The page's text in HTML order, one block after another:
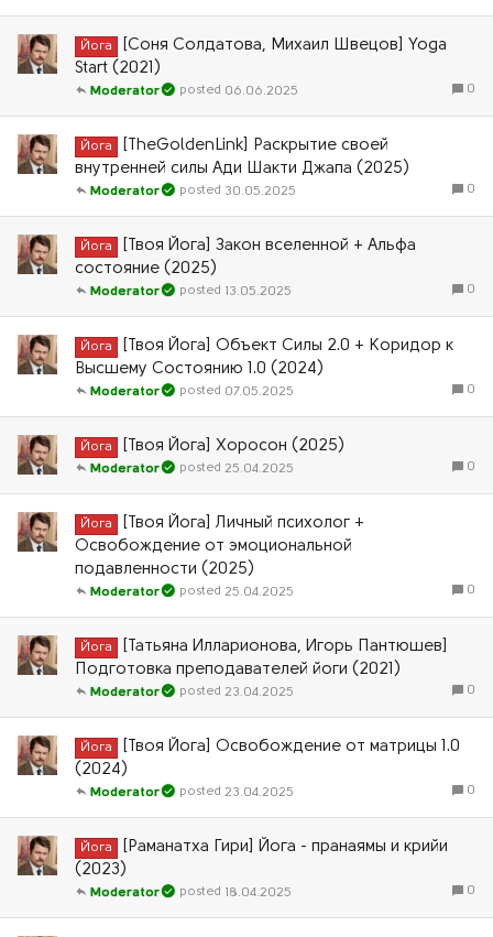
Йога
[Соня Солдатова, Михаил Швецов] Yoga
Start (2021)
0
06.06.2025
Moderator
Йога
[TheGoldenLink] Раскрытие своей
внутренней силы Ади Шакти Джапа (2025)
0
30.05.2025
Moderator
Йога
[Твоя Йога] Закон вселенной + Альфа
состояние (2025)
0
13.05.2025
Moderator
Йога
[Твоя Йога] Объект Силы 2.0 + Коридор к
Высшему Состоянию 1.0 (2024)
0
07.05.2025
Moderator
Йога [Твоя Йога] Хоросон (2025)
0
25.04.2025
Moderator
Йога
[Твоя Йога] Личный психолог +
Освобождение от эмоциональной
подавленности (2025)
0
25.04.2025
Moderator
Йога
[Татьяна Илларионова, Игорь Пантюшев]
Подготовка преподавателей йоги (2021)
0
23.04.2025
Moderator
Йога
[Твоя Йога] Освобождение от матрицы 1.0
(2024)
0
23.04.2025
Moderator
Йога
[Раманатха Гири] Йога - пранаямы и крийи
(2023)
0
18.04.2025
Moderator